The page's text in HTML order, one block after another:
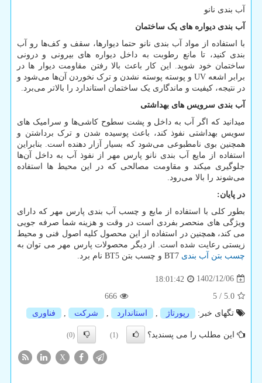
آب بندی نانو
آب بندی دیواره های یک ساختمان
با استفاده از مواد آب بندی نانو حتما دیوار‌ها، سقف و کف‌ها رو آب
بندی کنید، تا مانع رطوبت به داخل دیواره های بیرونی و درونی
ساختمان خود شوید. این کار باعث بالا رفتن مقاومت دیوار ها در
برابر اشعه UV و پوسته پوسته نشدن و ترک نخوردن آن‌ها می‌شود و
در نتیجه، کیفیت و ماندگاری یک ساختمان استاندارد را بالاتر می‌برد.
آب بندی سرویس های بهداشتی
میدانید که اگر آب به داخل و پشت سطوح کاشی‌ها و سرامیک های
سویس بهداشتی نفوذ ‌کند، باعث پوسیده شدن و ترک برداشتن و
همچنین بوی نامطبوعی می‌شود که بسیار آزار دهنده است. بنابراین
استفاده از مایع آب بندی نانو پارس مهر از نفوذ آب به داخل آن‌ها
جلوگیری میکند و مقاومت مصالحی که در این محیط ها استفاده
می‌شوند را بالا می‌رود.
در پایان:
بطور کلی با استفاده از مایع و چسب آب بندی پارس مهر که دارای
ویژگی های منحصر بفردی است در وقت و هزینه شما صرفه جویی
می کند، همچنین در استفاده از این محصول کلیه اصول فنی و محیط
زیستی رعایت شده است. از دیگر محصولات پارس مهر می توان به
چسب بتن آب بندی BT7 و چسب بتن BT5 نام برد.
1402/12/06
18:01:42
5.0
/
5
666
تگهای خبر:
رپورتاژ , استاندارد , شركت , فناوری
این مطلب را می پسندید؟ (1)
(0)
X